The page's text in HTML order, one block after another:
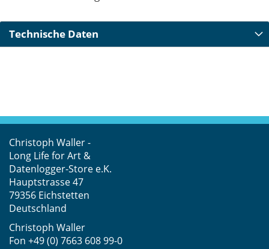
Technische Daten
Christoph Waller -
Long Life for Art &
Datenlogger-Store e.K.
Hauptstrasse 47
79356 Eichstetten
Deutschland
Christoph Waller
Fon +49 (0) 7663 608 99-0